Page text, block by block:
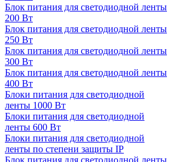
Блок питания для светодиодной ленты
200 Вт
Блок питания для светодиодной ленты
250 Вт
Блок питания для светодиодной ленты
300 Вт
Блок питания для светодиодной ленты
400 Вт
Блоки питания для светодиодной
ленты 1000 Вт
Блоки питания для светодиодной
ленты 600 Вт
Блоки питания для светодиодной
ленты по степени защиты IP
Блок питания для светодиодной ленты